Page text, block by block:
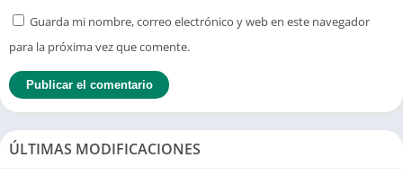
Guarda mi nombre, correo electrónico y web en este navegador
para la próxima vez que comente.
ÚLTIMAS MODIFICACIONES